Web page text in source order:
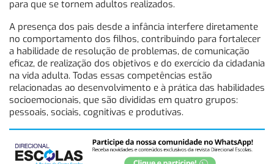
para que se tornem adultos realizados.
A presença dos pais desde a infância interfere diretamente
no comportamento dos filhos, contribuindo para fortalecer
a habilidade de resolução de problemas, de comunicação
eficaz, de realização dos objetivos e do exercício da cidadania
na vida adulta. Todas essas competências estão
relacionadas ao desenvolvimento e à prática das habilidades
socioemocionais, que são divididas em quatro grupos:
pessoais, sociais, cognitivas e produtivas.